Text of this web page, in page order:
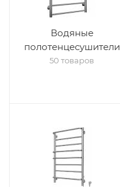
Водяные
полотенцесушители
50 товаров